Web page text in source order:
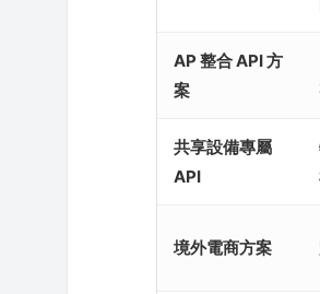
AP 整合 API 方
案
共享設備專屬
API
境外電商方案